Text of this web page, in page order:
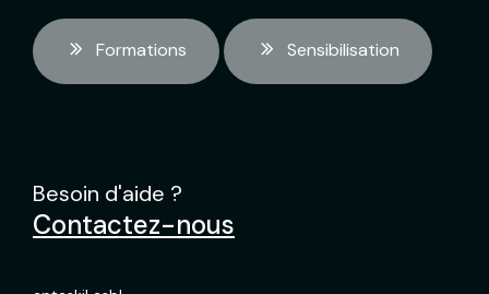
Formations Sensibilisation
Besoin d'aide ?
Contactez-nous